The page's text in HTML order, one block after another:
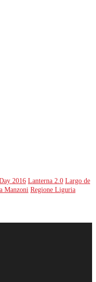
2016 Lanterna 2.0 Largo de
Manzoni Regione Liguria